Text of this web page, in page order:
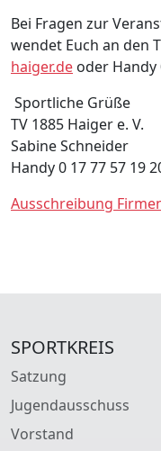
Bei Fragen zur
wendet Euch an den
haiger.de oder Handy
Sportliche Grüße
TV 1885 Haiger e. V.
Sabine Schneider
Handy 0 17 77 57 19
Ausschreibung
SPORTKREIS
Satzung
Jugendausschuss
Vorstand